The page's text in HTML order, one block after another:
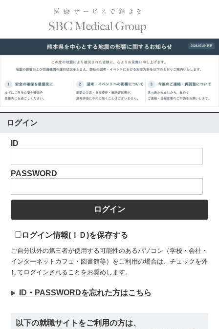
ログイン
ID
PASSWORD
ログイン情報(ＩＤ)を保存する
ご自分以外の第三者が使用する可能性のあるパソコン（学校・会社・
インターネットカフェ・図書館等）をご利用の場合は、チェックを外
してログインされることをお奨めします。
ID・PASSWORDを忘れた方はこちら
以下の就職サイトをご利用の方は、